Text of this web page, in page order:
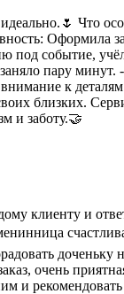
Что
Оформила
под событие,
пару минут.
к
близких.
и заботу.🤝
клиенту и
доченьку
очень
и